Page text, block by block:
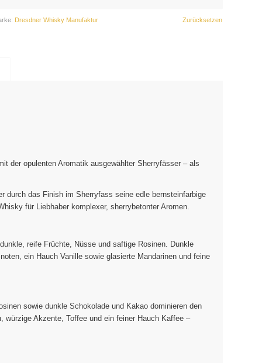
Zurücksetzen
Dresdner Whisky Manufaktur
der opulenten Aromatik ausgewählter Sherryfässer – als
durch das Finish im Sherryfass seine edle bernsteinfarbige
für Liebhaber komplexer, sherrybetonter Aromen.
reife Früchte, Nüsse und saftige Rosinen. Dunkle
ein Hauch Vanille sowie glasierte Mandarinen und feine
sowie dunkle Schokolade und Kakao dominieren den
Akzente, Toffee und ein feiner Hauch Kaffee –